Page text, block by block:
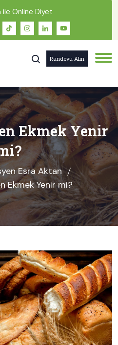
ile Online Diyet
Randevu Alın
Ekmek Yenir
Esra Aktan
Ekmek Yenir mi?